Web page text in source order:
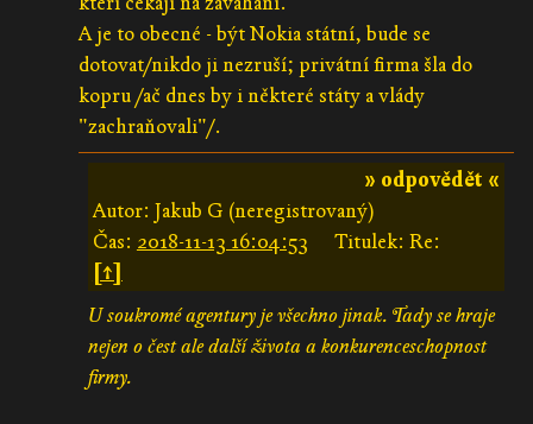
A je to obecné - být Nokia státní, bude se
dotovat/nikdo ji nezruší; privátní firma šla do
kopru /ač dnes by i některé státy a vlády
"zachraňovali"/.
» odpovědět «
Autor: Jakub G (neregistrovaný)
Čas: 2018-11-13 16:04:53
Titulek: Re:
[↑]
U soukromé agentury je všechno jinak. Tady se hraje
nejen o čest ale další života a konkurenceschopnost
firmy.